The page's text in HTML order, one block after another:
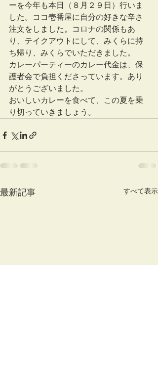
ーを今年も本日（８月２９日）行いま
した。ココ壱番屋に自分の好きな辛さ
注文をしました。コロナの関係もあ
り、テイクアウトにして、みくらに持
ち帰り、みくらでいただきました。
カレーパーティーのカレー代金は、保
護者会で負担くださっています。あり
がとうございました。
おいしいカレーを食べて、この夏を乗
り切っていきましょう。
最新記事 すべて表示